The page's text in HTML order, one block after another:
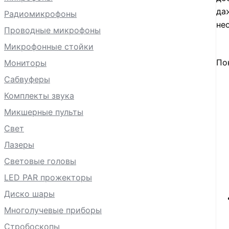
Радиомикрофоны
Проводные микрофоны
Микрофонные стойки
Мониторы
Сабвуферы
Комплекты звука
Микшерные пульты
Свет
Лазеры
Световые головы
LED PAR прожекторы
Диско шары
Многолучевые приборы
Стробоскопы